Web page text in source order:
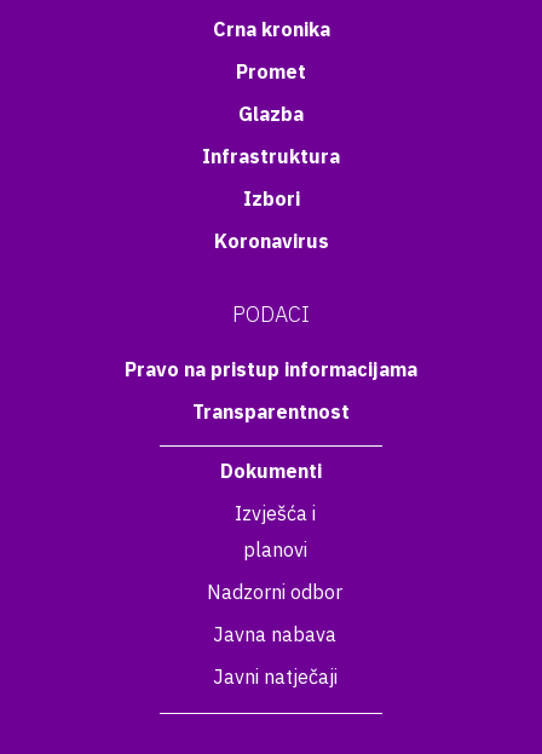
Crna kronika
Promet
Glazba
Infrastruktura
Izbori
Koronavirus
PODACI
Pravo na pristup informacijama
Transparentnost
Dokumenti
Izvješća i
planovi
Nadzorni odbor
Javna nabava
Javni natječaji